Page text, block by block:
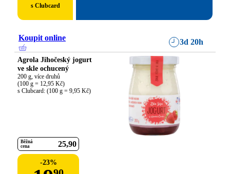
s Clubcard
Koupit online 3d 20h
Agrola Jihočeský jogurt
ve skle ochucený
200 g, více druhů
(100 g = 12,95 Kč)
s Clubcard: (100 g = 9,95 Kč)
Běžná
cena
25 90
-23%